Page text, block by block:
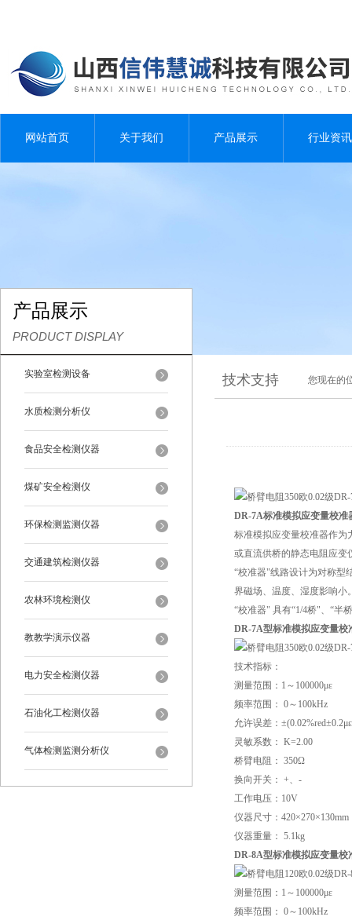
网站首页 关于我们 产品展示 行业资讯
产品展示
PRODUCT DISPLAY
实验室检测设备
水质检测分析仪
食品安全检测仪器
煤矿安全检测仪
环保检测监测仪器
交通建筑检测仪器
农林环境检测仪
教教学演示仪器
电力安全检测仪器
石油化工检测仪器
气体检测监测分析仪
技术支持 您现在的
DR-7A标准模拟应变量校准
标准模拟应变量校准器作为
或直流供桥的静态电阻应变
“校准器"线路设计为对称型
界磁场、温度、湿度影响小
“校准器" 具有“1/4桥"、“半
DR-7A型标准模拟应变量校
技术指标：
测量范围：1～100000με
频率范围： 0～100kHz
允许误差：
灵敏系数： K=2.00
桥臂电阻： 350Ω
换向开关： +、-
工作电压：10V
仪器尺寸：420×270×130mm
仪器重量： 5.1kg
DR-8A型标准模拟应变量校
测量范围：1～100000με
频率范围： 0～100kHz